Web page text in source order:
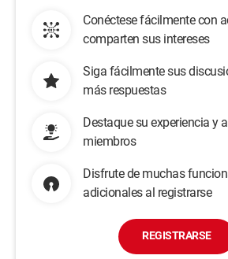
Conéctese fácilmente con
comparten sus intereses
Siga fácilmente sus
más respuestas
Destaque su experiencia y
miembros
Disfrute de muchas
adicionales al registrarse
REGISTRARSE